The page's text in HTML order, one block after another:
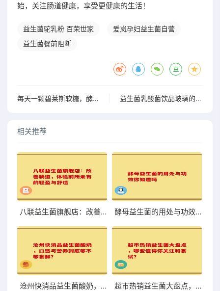
始，关注肠道健康，享受更健康的生活！
益生菌驼乳粉 百荣世家
爱岚孕妇益生菌自营
益生菌餐前阻断
每天一颗碧莱斯软糖，酵素助你轻松拥有好肠道” 益生菌乳酸菌饮品玻璃的健康之旅与美味探索
相关推荐
八联益生菌旗舰店：改善肠道，体验前所未有的轻盈与舒适 酵母益生菌的用处与功效你知道吗
沧州快消品益生菌酸奶，口感与营养到底够不够尝鲜？ 超市热销益生菌大盘点，哪些值得你关注和尝试？